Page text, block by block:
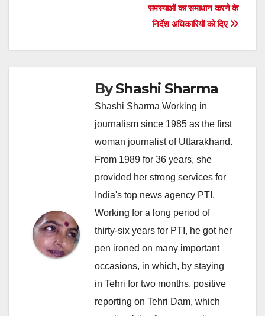
समस्याओं का समाधान करने के
निर्देश अधिकारियों को दिए
ByShashi Sharma
Shashi Sharma Working in
journalism since 1985 as the first
woman journalist of Uttarakhand.
From 1989 for 36 years, she
provided her strong services for
India's top news agency PTI.
Working for a long period of
thirty-six years for PTI, he got her
pen ironed on many important
occasions, in which, by staying
in Tehri for two months, positive
reporting on Tehri Dam, which